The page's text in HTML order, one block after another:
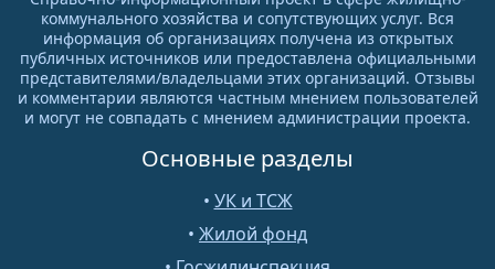
коммунального хозяйства и сопутствующих услуг. Вся
информация об организациях получена из открытых
публичных источников или предоставлена официальными
представителями/владельцами этих организаций. Отзывы
и комментарии являются частным мнением пользователей
и могут не совпадать с мнением администрации проекта.
Основные разделы
• УК и ТСЖ
• Жилой фонд